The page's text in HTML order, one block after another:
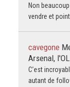
Non
vendre et point.
cavegone
Arsenal,
C’est
autant de